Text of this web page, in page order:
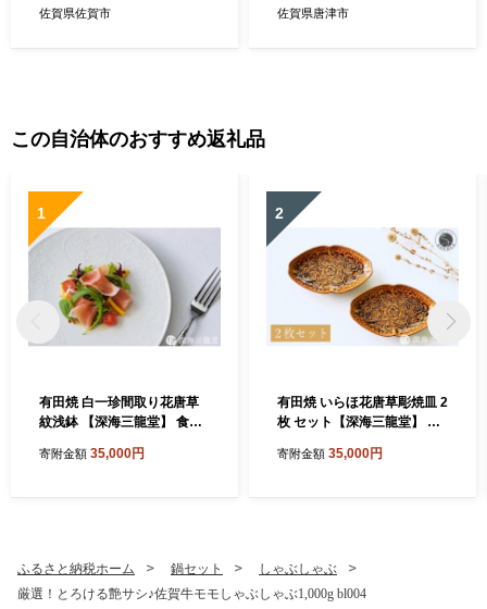
佐賀県佐賀市
ゃぶ ギフト
佐賀県唐津市
この自治体のおすすめ返礼品
1
有田焼 白一珍間取り花唐草
紋浅鉢 【深海三龍堂】 食器
陶磁器 シンプル おしゃれ い
寄附金額 35,000円
2
有田焼 いらほ花唐草彫焼皿 2
枚 セット【深海三龍堂】 食
菓子皿 銘々皿 中皿 楕円 和食
寄附金額 35,000円
ふるさと納税ホーム 鍋セット
しゃぶしゃぶ
厳選！とろける艶サシ♪佐賀牛モモしゃぶしゃぶ1,000g bl004